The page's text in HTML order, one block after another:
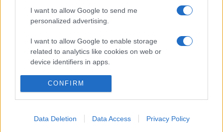
I want to allow Google to send me
personalized advertising.
I want to allow Google to enable storage
related to analytics like cookies on web or
device identifiers in apps.
I want to allow Google to enable storage
related to functionality of the website or app.
I want to allow Google to enable storage
related to personalization.
CONFIRM
Data Deletion Data Access Privacy Policy
magát, mióta szakított a Spotify-jal.